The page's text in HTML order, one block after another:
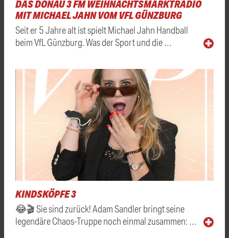
DAS DONAU 3 FM WEIHNACHTSMARKTRADIO
MIT MICHAEL JAHN VOM VFL GÜNZBURG
Seit er 5 Jahre alt ist spielt Michael Jahn Handball
beim VfL Günzburg. Was der Sport und die …
KINDSKÖPFE 3
😂🎬 Sie sind zurück! Adam Sandler bringt seine
legendäre Chaos-Truppe noch einmal zusammen: …